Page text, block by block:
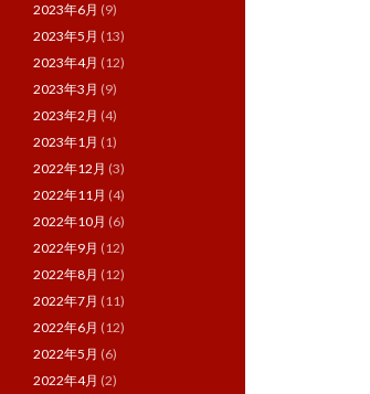
2023年6月 (9)
2023年5月 (13)
2023年4月 (12)
2023年3月 (9)
2023年2月 (4)
2023年1月 (1)
2022年12月 (3)
2022年11月 (4)
2022年10月 (6)
2022年9月 (12)
2022年8月 (12)
2022年7月 (11)
2022年6月 (12)
2022年5月 (6)
2022年4月 (2)